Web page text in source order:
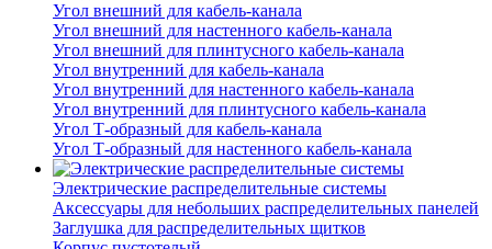
Угол внешний для кабель-канала
Угол внешний для настенного кабель-канала
Угол внешний для плинтусного кабель-канала
Угол внутренний для кабель-канала
Угол внутренний для настенного кабель-канала
Угол внутренний для плинтусного кабель-канала
Угол Т-образный для кабель-канала
Угол Т-образный для настенного кабель-канала
Электрические распределительные системы
Аксессуары для небольших распределительных панелей
Заглушка для распределительных щитков